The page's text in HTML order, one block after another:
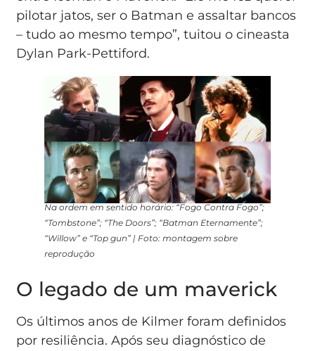
pilotar jatos, ser o Batman e assaltar bancos
– tudo ao mesmo tempo”, tuitou o cineasta
Dylan Park-Pettiford.
Na ordem em sentido horário: “Fogo Contra Fogo”;
“Tombstone”; “The Doors”; “Batman Eternamente”;
“Willow” e “Top gun” | Foto: montagem sobre
reprodução
O legado de um maverick
Os últimos anos de Kilmer foram definidos
por resiliência. Após seu diagnóstico de